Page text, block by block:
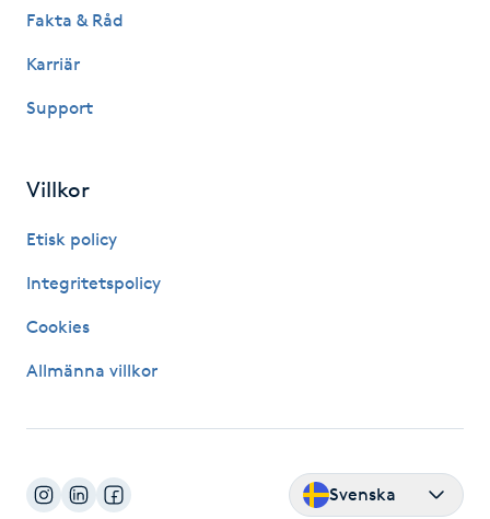
Hårbottenbehandling
Hälsa
Idrottsmassage
IPL
Fakta & Råd
Karriär
Support
Villkor
Etisk policy
Integritetspolicy
Cookies
Allmänna villkor
Svenska